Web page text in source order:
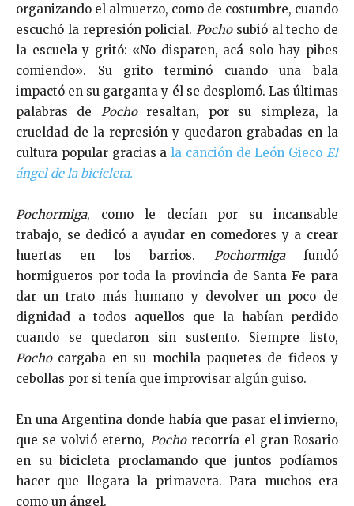
organizando el almuerzo, como de costumbre, cuando
escuchó la represión policial. Pochosubió al techo de
la escuela y gritó: «No disparen, acá solo hay pibes
comiendo». Su grito terminó cuando una bala
impactó en su garganta y él se desplomó. Las últimas
palabras de Pochoresaltan, por su simpleza, la
crueldad de la represión y quedaron grabadas en la
cultura popular gracias ala canción de León GiecoEl
ángel de la bicicleta.
Pochormiga, como le decían por su incansable
trabajo, se dedicó a ayudar en comedores y a crear
huertas en los barrios. Pochormigafundó
hormigueros por toda la provincia de Santa Fe para
dar un trato más humano y devolver un poco de
dignidad a todos aquellos que la habían perdido
cuando se quedaron sin sustento. Siempre listo,
Pocho cargaba en su mochila paquetes de fideos y
cebollas por si tenía que improvisar algún guiso.
En una Argentina donde había que pasar el invierno,
que se volvió eterno, Pocho recorría el gran Rosario
en su bicicleta proclamando que juntos podíamos
hacer que llegara la primavera. Para muchos era
como un ángel.